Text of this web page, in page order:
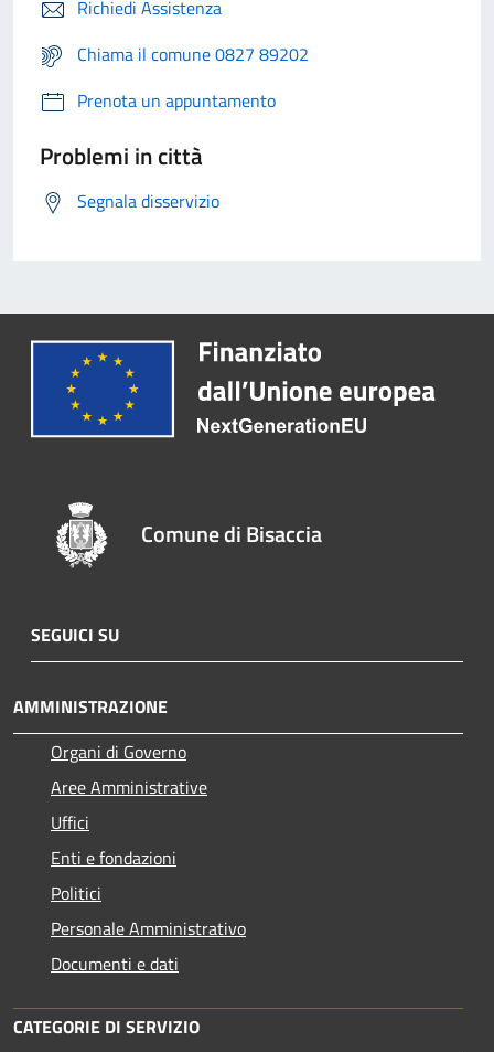
Richiedi Assistenza
Chiama il comune 0827 89202
Prenota un appuntamento
Problemi in città
Segnala disservizio
Comune di Bisaccia
SEGUICI SU
AMMINISTRAZIONE
Organi di Governo
Aree Amministrative
Uffici
Enti e fondazioni
Politici
Personale Amministrativo
Documenti e dati
CATEGORIE DI SERVIZIO